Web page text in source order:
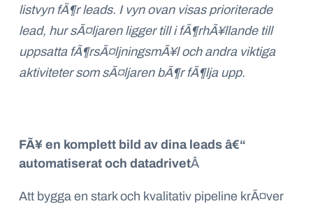
listvyn fÃ¶rleads. Ivyn ovan visas prioriterade
lead, hur sÃ¤ljaren ligger till i fÃ¶rhÃ¥llande till
uppsatta fÃ¶rsÃ¤ljningsmÃ¥loch andra viktiga
aktiviteter som sÃ¤ljaren bÃ¶r fÃ¶lja upp.
FÃ¥ en komplett bild av dina leads â€“
automatiserat och datadrivetÂ
Att bygga en stark och kvalitativ pipeline krÃ¤ver